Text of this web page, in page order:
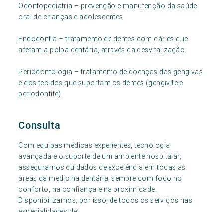
Odontopediatria – prevenção e manutenção da saúde
oral de crianças e adolescentes
Endodontia – tratamento de dentes com cáries que
afetam a polpa dentária, através da desvitalização.
Periodontologia – tratamento de doenças das gengivas
e dos tecidos que suportam os dentes (gengivite e
periodontite).
Consulta
Com equipas médicas experientes, tecnologia
avançada e o suporte de um ambiente hospitalar,
asseguramos cuidados de excelência em todas as
áreas da medicina dentária, sempre com foco no
conforto, na confiança e na proximidade.
Disponibilizamos, por isso, de todos os serviços nas